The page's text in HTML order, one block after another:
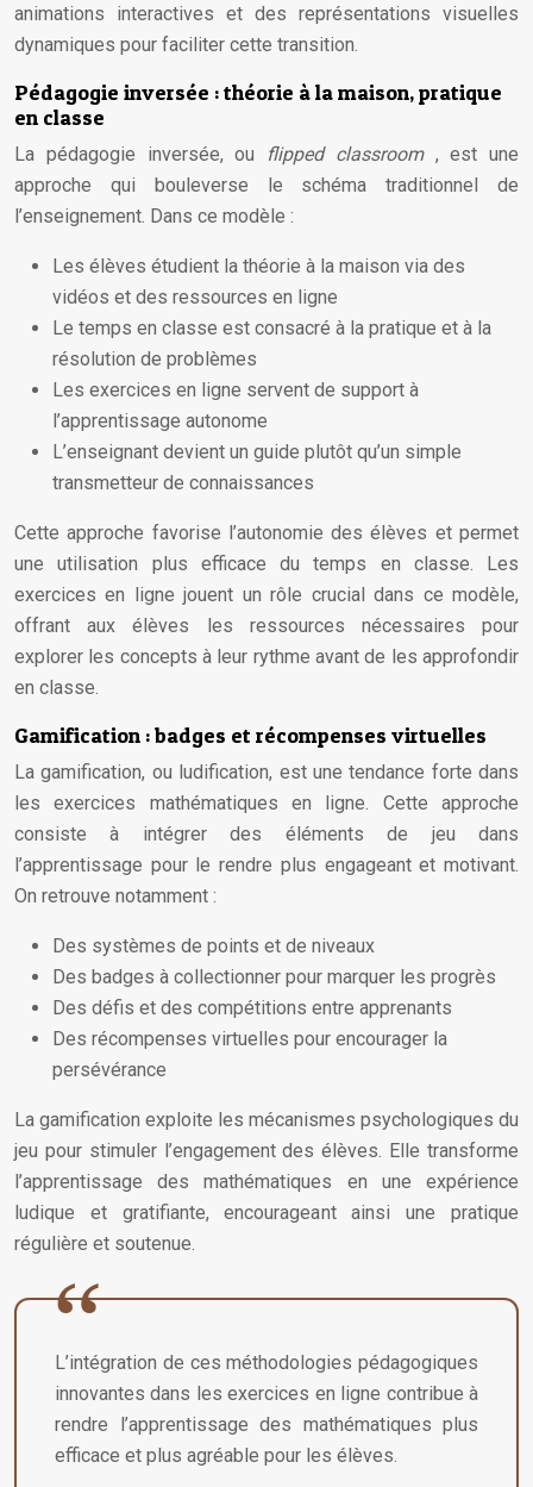
animations interactives et des représentations visuelles
dynamiques pour faciliter cette transition.
Pédagogie inversée : théorie à la maison, pratique
en classe
La pédagogie inversée, ou flipped classroom , est une
approche qui bouleverse le schéma traditionnel de
l’enseignement. Dans ce modèle :
Les élèves étudient la théorie à la maison via des
vidéos et des ressources en ligne
Le temps en classe est consacré à la pratique et à la
résolution de problèmes
Les exercices en ligne servent de support à
l’apprentissage autonome
L’enseignant devient un guide plutôt qu’un simple
transmetteur de connaissances
Cette approche favorise l’autonomie des élèves et permet
une utilisation plus efficace du temps en classe. Les
exercices en ligne jouent un rôle crucial dans ce modèle,
offrant aux élèves les ressources nécessaires pour
explorer les concepts à leur rythme avant de les approfondir
en classe.
Gamification : badges et récompenses virtuelles
La gamification, ou ludification, est une tendance forte dans
les exercices mathématiques en ligne. Cette approche
consiste à intégrer des éléments de jeu dans
l’apprentissage pour le rendre plus engageant et motivant.
On retrouve notamment :
Des systèmes de points et de niveaux
Des badges à collectionner pour marquer les progrès
Des défis et des compétitions entre apprenants
Des récompenses virtuelles pour encourager la
persévérance
La gamification exploite les mécanismes psychologiques du
jeu pour stimuler l’engagement des élèves. Elle transforme
l’apprentissage des mathématiques en une expérience
ludique et gratifiante, encourageant ainsi une pratique
régulière et soutenue.
L’intégration de ces méthodologies pédagogiques
innovantes dans les exercices en ligne contribue à
rendre l’apprentissage des mathématiques plus
efficace et plus agréable pour les élèves.